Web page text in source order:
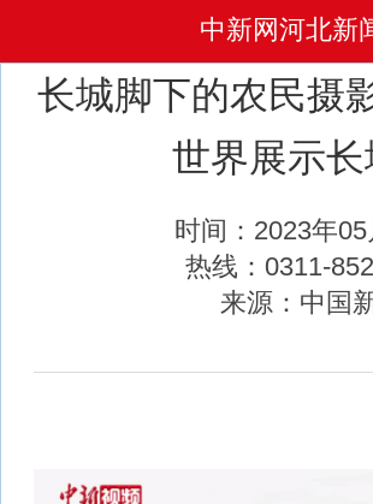
中新网河北新
长城脚下的农民摄
世界展示
时间：2023年
热线：0311-
来源：中国